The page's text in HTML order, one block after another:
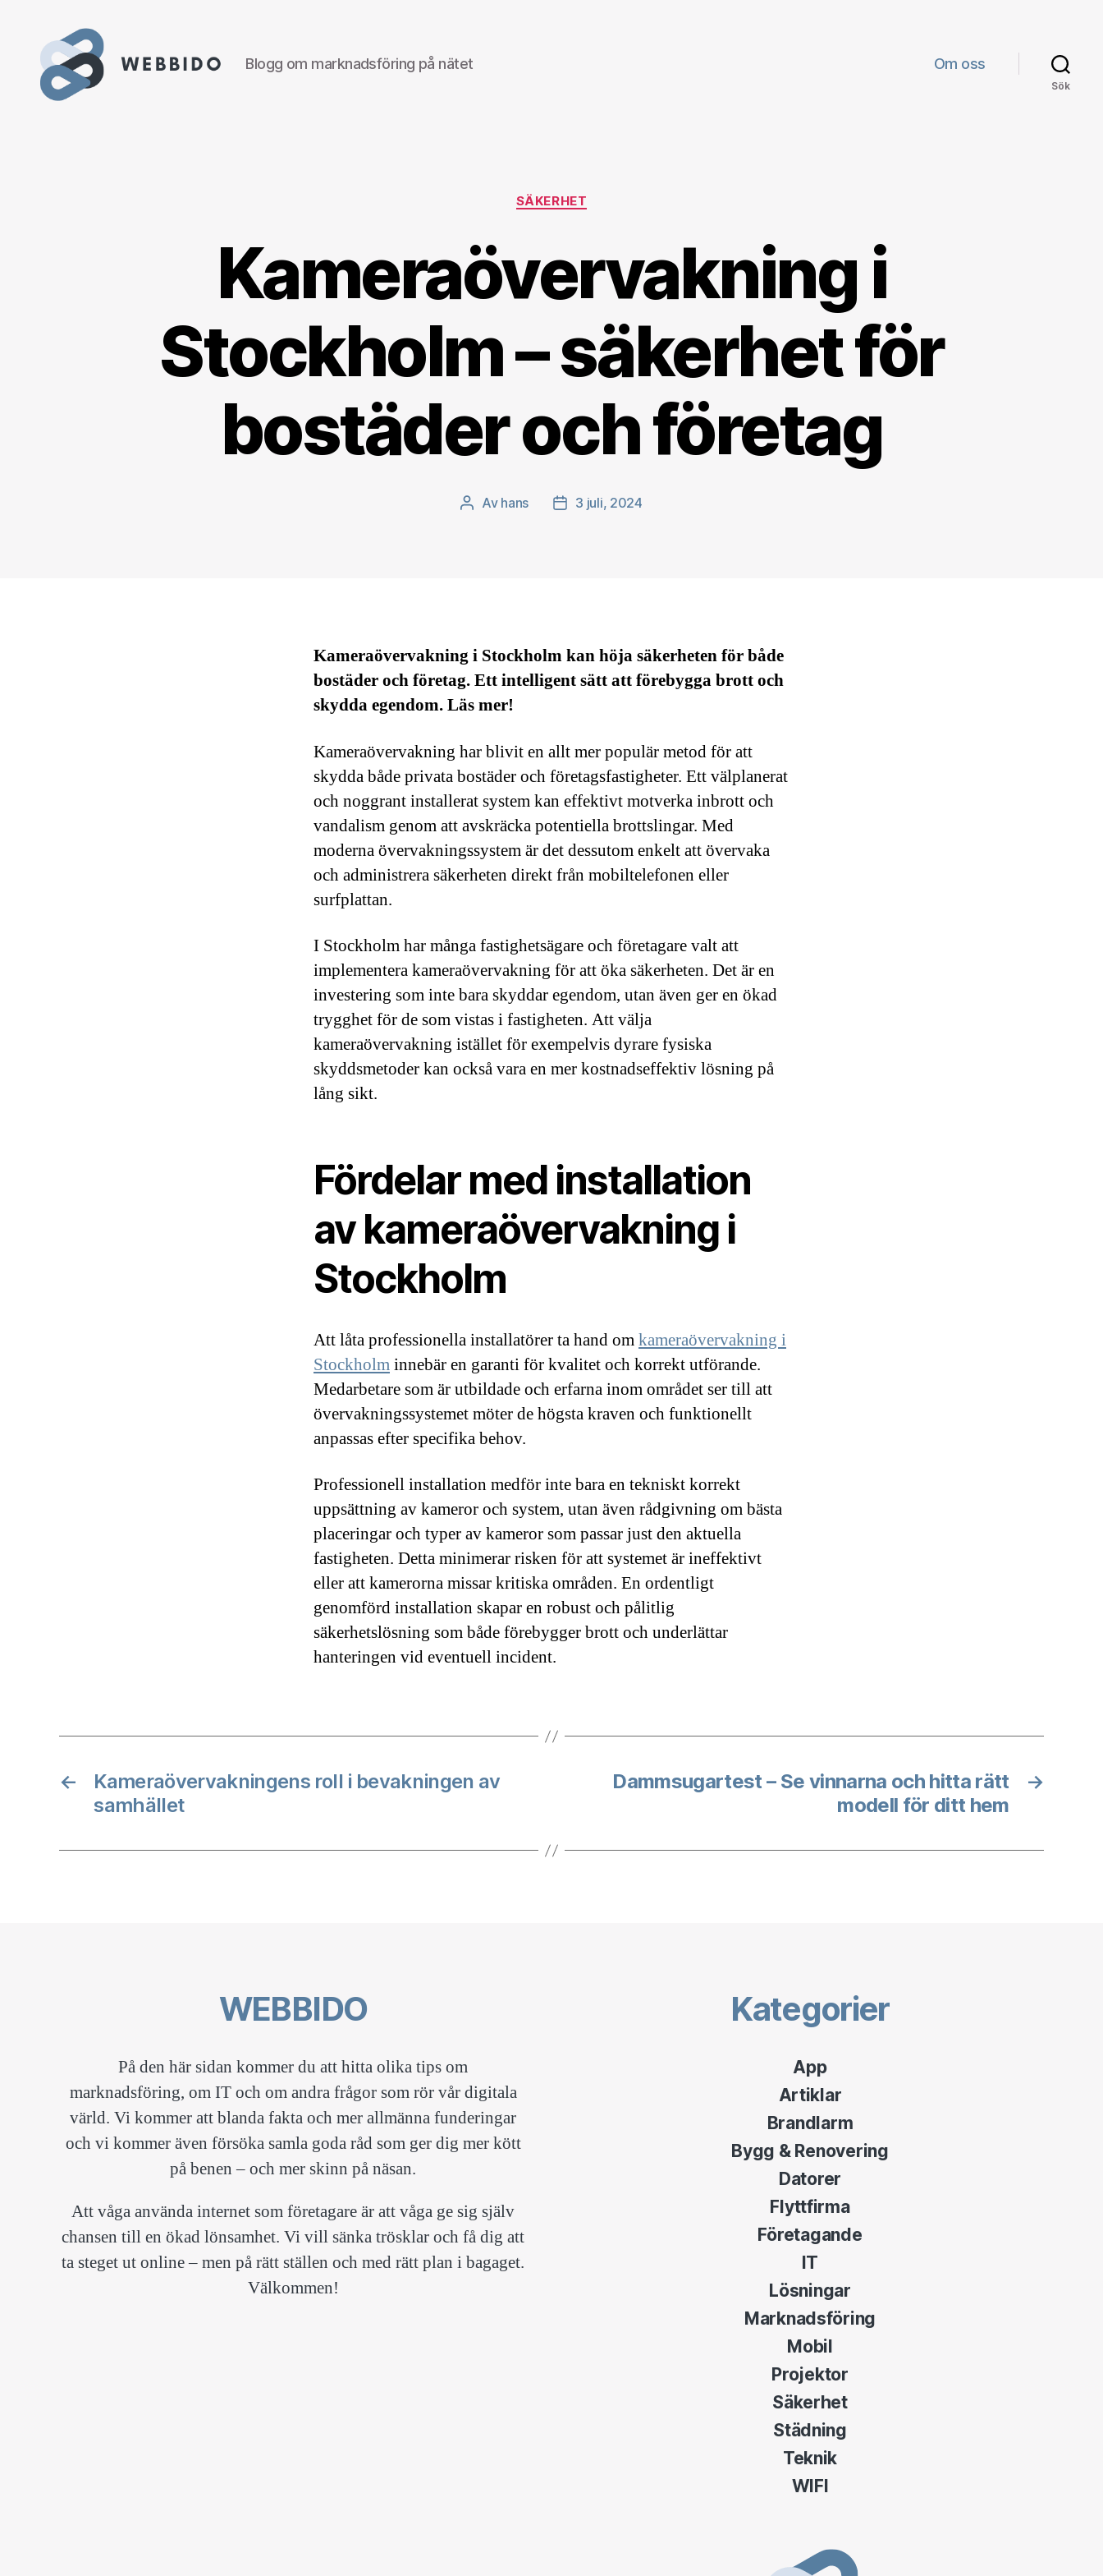
Blogg om marknadsföring på nätet Om oss
Sök
Kategorier
SÄKERHET
Kameraövervakning i
Stockholm – säkerhet för
bostäder och företag
Inläggsförfattare
Av hans Inläggsdatum
3 juli, 2024
Kameraövervakning i Stockholm kan höja säkerheten för både
bostäder och företag. Ett intelligent sätt att förebygga brott och
skydda egendom. Läs mer!
Kameraövervakning har blivit en allt mer populär metod för att
skydda både privata bostäder och företagsfastigheter. Ett välplanerat
och noggrant installerat system kan effektivt motverka inbrott och
vandalism genom att avskräcka potentiella brottslingar. Med
moderna övervakningssystem är det dessutom enkelt att övervaka
och administrera säkerheten direkt från mobiltelefonen eller
surfplattan.
I Stockholm har många fastighetsägare och företagare valt att
implementera kameraövervakning för att öka säkerheten. Det är en
investering som inte bara skyddar egendom, utan även ger en ökad
trygghet för de som vistas i fastigheten. Att välja
kameraövervakning istället för exempelvis dyrare fysiska
skyddsmetoder kan också vara en mer kostnadseffektiv lösning på
lång sikt.
Fördelar med installation
av kameraövervakning i
Stockholm
Att låta professionella installatörer ta hand omkameraövervakning i
Stockholminnebär en garanti för kvalitet och korrekt utförande.
Medarbetare som är utbildade och erfarna inom området ser till att
övervakningssystemet möter de högsta kraven och funktionellt
anpassas efter specifika behov.
Professionell installation medför inte bara en tekniskt korrekt
uppsättning av kameror och system, utan även rådgivning om bästa
placeringar och typer av kameror som passar just den aktuella
fastigheten. Detta minimerar risken för att systemet är ineffektivt
eller att kamerorna missar kritiska områden. En ordentligt
genomförd installation skapar en robust och pålitlig
säkerhetslösning som både förebygger brott och underlättar
hanteringen vid eventuell incident.
←
Kameraövervakningens roll i bevakningen av
samhället
→
Dammsugartest – Se vinnarna och hitta rätt
modell för ditt hem
WEBBIDO
På den här sidan kommer du att hitta olika tips om
marknadsföring, om IT och om andra frågor som rör vår digitala
värld. Vi kommer att blanda fakta och mer allmänna funderingar
och vi kommer även försöka samla goda råd som ger dig mer kött
på benen – och mer skinn på näsan.
Att våga använda internet som företagare är att våga ge sig själv
chansen till en ökad lönsamhet. Vi vill sänka trösklar och få dig att
ta steget ut online – men på rätt ställen och med rätt plan i bagaget.
Välkommen!
Kategorier
App
Artiklar
Brandlarm
Bygg & Renovering
Datorer
Flyttfirma
Företagande
IT
Lösningar
Marknadsföring
Mobil
Projektor
Säkerhet
Städning
Teknik
WIFI